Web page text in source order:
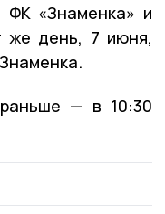
«Знаменка» и
же день, 7 июня,
— в 10:30